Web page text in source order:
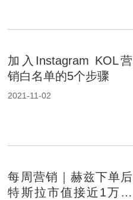
加入Instagram KOL营
销白名单的5个步骤
2021-11-02
每周营销｜赫兹下单后
特斯拉市值接近1万亿